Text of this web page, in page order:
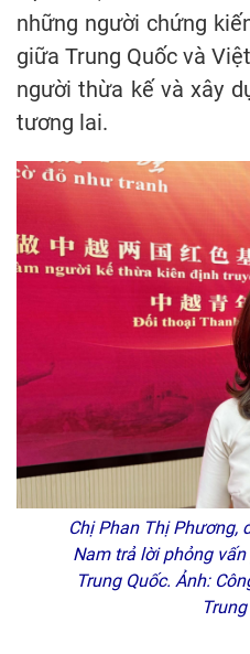
những người chứng
giữa Trung Quốc và
người thừa kế và xây
tương lai.
Chị Phan Thị Phương,
Nam trả lời phỏng
Trung Quốc. Ảnh: